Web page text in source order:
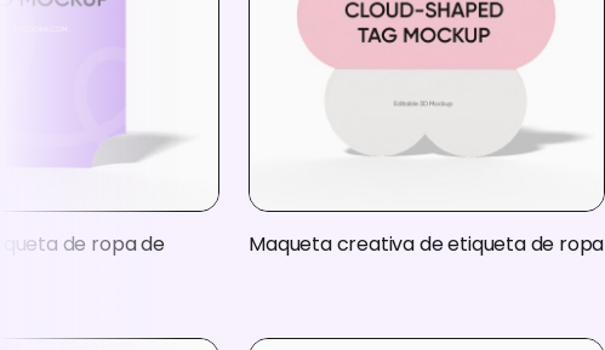
de ropa de Maqueta creativa de etiqueta de ropa